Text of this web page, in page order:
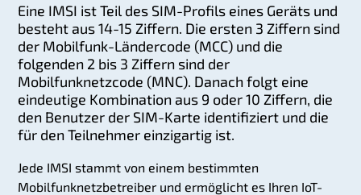
Eine IMSI ist Teil des SIM-Profils eines Geräts und
besteht aus 14-15 Ziffern. Die ersten 3 Ziffern sind
der Mobilfunk-Ländercode (MCC) und die
folgenden 2 bis 3 Ziffern sind der
Mobilfunknetzcode (MNC). Danach folgt eine
eindeutige Kombination aus 9 oder 10 Ziffern, die
den Benutzer der SIM-Karte identifiziert und die
für den Teilnehmer einzigartig ist.
Jede IMSI stammt von einem bestimmten
Mobilfunknetzbetreiber und ermöglicht es Ihren IoT-